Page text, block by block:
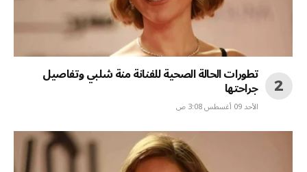
تطورات الحالة الصحية للفنانة منة شلبي وتفاصيل
جراحتها
الأحد 09 أغسطس 3:08 ص